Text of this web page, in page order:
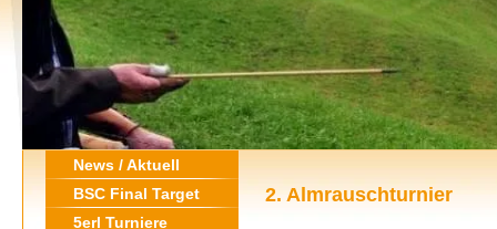
News / Aktuell
BSC Final Target
5erl Turniere
2. Almrauschturnier